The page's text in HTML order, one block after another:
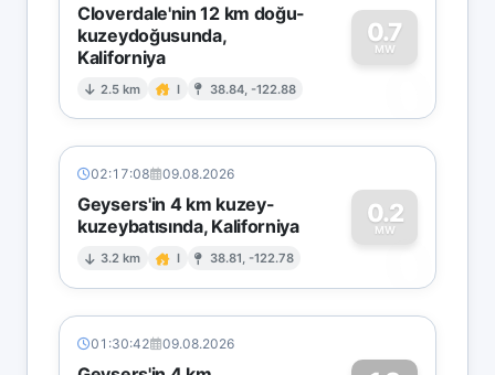
Cloverdale'nin 12 km doğu-
kuzeydoğusunda,
Kaliforniya
2.5 km I 38.84, -122.88
0.7
MW
0
02:17:08 09.08.2026
Geysers'in 4 km kuzey-
kuzeybatısında, Kaliforniya
3.2 km I 38.81, -122.78
0.2
MW
0
01:30:42 09.08.2026